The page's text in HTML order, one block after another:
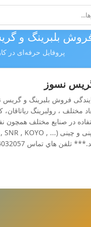
بلبرینگ و
پروفایل حرفه‌ای در کار۵۰
نسوز
در صنایع مختلف همچون